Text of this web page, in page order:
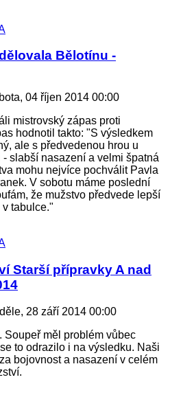
Bělotínu -
04 říjen 2014 00:00
mistrovský zápas proti
hodnotil takto: "S výsledkem
ale s předvedenou hrou u
slabší nasazení a velmi špatná
mohu nejvíce pochválit Pavla
V sobotu máme poslední
že mužstvo předvede lepší
tabulce."
Starší přípravky A nad
28 září 2014 00:00
Soupeř měl problém vůbec
to odrazilo i na výsledku. Naši
bojovnost a nasazení v celém